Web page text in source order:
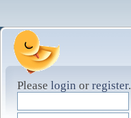
Please login or register.